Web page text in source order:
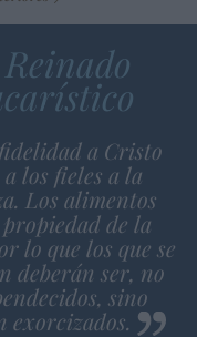
a Cristo
los fieles a la
Los alimentos
de la
lo que los que se
deberán ser, no
sino
exorcizados.